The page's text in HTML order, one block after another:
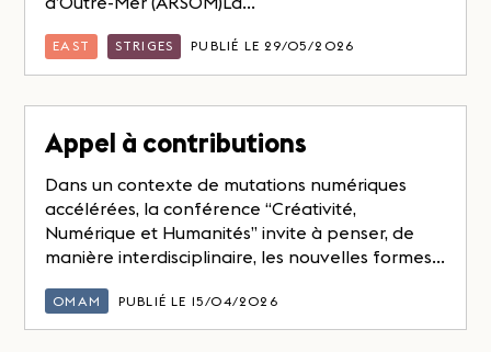
EAST STRIGES PUBLIÉ LE 29/05/2026
Appel à contributions
Dans un contexte de mutations numériques
accélérées, la conférence “Créativité,
Numérique et Humanités” invite à penser, de
manière interdisciplinaire, les nouvelles formes...
OMAM PUBLIÉ LE 15/04/2026